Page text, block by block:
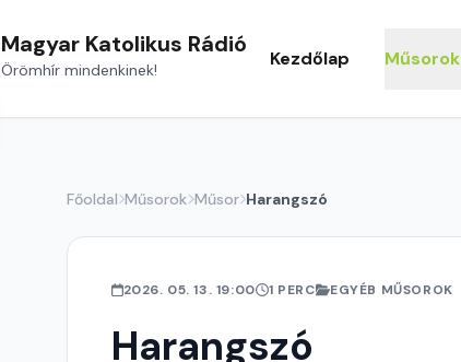
Magyar Katolikus Rádió
Örömhír mindenkinek! Kezdőlap Műsorok
Főoldal Műsorok Műsor Harangszó
2026. 05. 13. 19:00 1 PERC EGYÉB MŰSOROK
Harangszó